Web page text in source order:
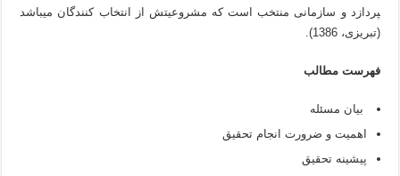
پردازد و سازمانی منتخب است که مشروعیتش از انتخاب کنندگان می­باشد
(تبریزی، 1386).
فهرست مطالب
بیان مسئله
اهمیت و ضرورت انجام تحقيق
پیشینه تحقیق